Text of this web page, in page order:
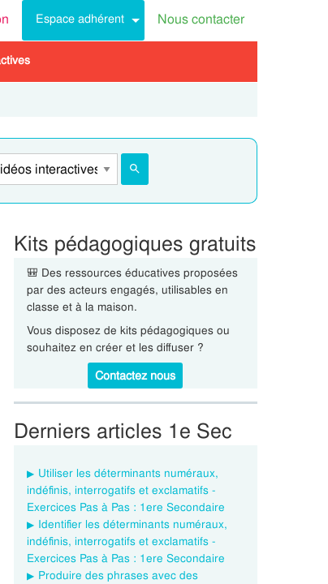
Espace adhérent Nous contacter
Kits pédagogiques gratuits
🎒 Des ressources éducatives proposées
par des acteurs engagés, utilisables en
classe et à la maison.
Vous disposez de kits pédagogiques ou
souhaitez en créer et les diffuser ?
Contactez nous
Derniers articles 1e Sec
Utiliser les déterminants numéraux,
indéfinis, interrogatifs et exclamatifs -
Exercices Pas à Pas : 1ere Secondaire
Identifier les déterminants numéraux,
indéfinis, interrogatifs et exclamatifs -
Exercices Pas à Pas : 1ere Secondaire
Produire des phrases avec des